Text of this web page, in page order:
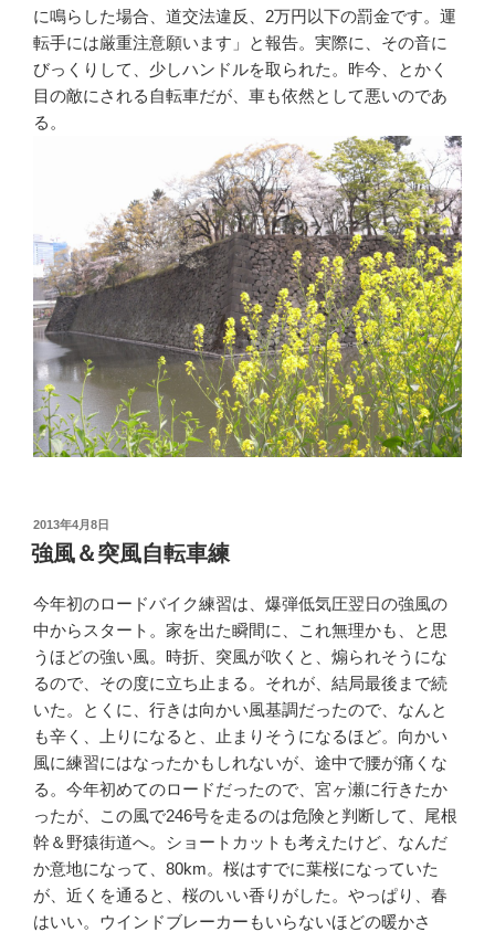
に鳴らした場合、道交法違反、2万円以下の罰金です。運
転手には厳重注意願います」と報告。実際に、その音に
びっくりして、少しハンドルを取られた。昨今、とかく
目の敵にされる自転車だが、車も依然として悪いのであ
る。
投
稿
日:
2013年4月8日
強風＆突風自転車練
今年初のロードバイク練習は、爆弾低気圧翌日の強風の
中からスタート。家を出た瞬間に、これ無理かも、と思
うほどの強い風。時折、突風が吹くと、煽られそうにな
るので、その度に立ち止まる。それが、結局最後まで続
いた。とくに、行きは向かい風基調だったので、なんと
も辛く、上りになると、止まりそうになるほど。向かい
風に練習にはなったかもしれないが、途中で腰が痛くな
る。今年初めてのロードだったので、宮ヶ瀬に行きたか
ったが、この風で246号を走るのは危険と判断して、尾根
幹＆野猿街道へ。ショートカットも考えたけど、なんだ
か意地になって、80km。桜はすでに葉桜になっていた
が、近くを通ると、桜のいい香りがした。やっぱり、春
はいい。ウインドブレーカーもいらないほどの暖かさ